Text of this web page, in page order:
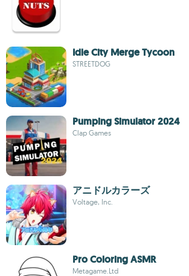
Idle City Merge Tycoon
STREETDOG
Pumping Simulator 2024
Clap Games
アニドルカラーズ
Voltage, Inc.
Pro Coloring ASMR
Metagame.Ltd